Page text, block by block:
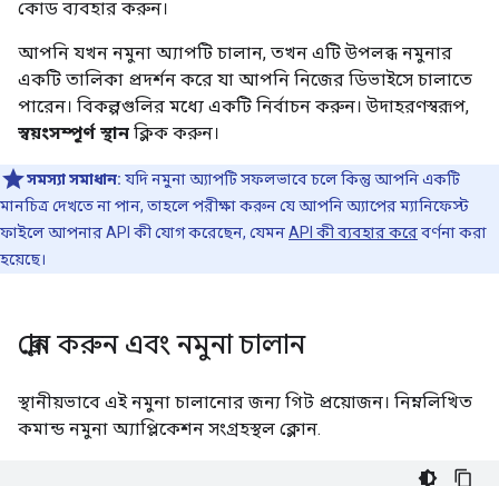
কোড ব্যবহার করুন।
আপনি যখন নমুনা অ্যাপটি চালান, তখন এটি উপলব্ধ নমুনার
একটি তালিকা প্রদর্শন করে যা আপনি নিজের ডিভাইসে চালাতে
পারেন। বিকল্পগুলির মধ্যে একটি নির্বাচন করুন। উদাহরণস্বরূপ,
স্বয়ংসম্পূর্ণ স্থান ক্লিক করুন।
সমস্যা সমাধান: যদি নমুনা অ্যাপটি সফলভাবে চলে কিন্তু আপনি একটি
মানচিত্র দেখতে না পান, তাহলে পরীক্ষা করুন যে আপনি অ্যাপের ম্যানিফেস্ট
ফাইলে আপনার API কী যোগ করেছেন, যেমনAPI কী ব্যবহার করেবর্ণনা করা
হয়েছে।
ক্লোন করুন এবং নমুনা চালান
স্থানীয়ভাবে এই নমুনা চালানোর জন্য গিট প্রয়োজন। নিম্নলিখিত
কমান্ড নমুনা অ্যাপ্লিকেশন সংগ্রহস্থল ক্লোন.